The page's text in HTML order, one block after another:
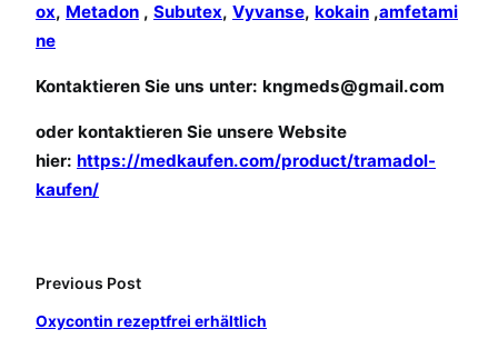
ox, Metadon , Subutex, Vyvanse, kokain ,amfetami
ne
Kontaktieren Sie uns unter: kngmeds@gmail.com
oder kontaktieren Sie unsere Website
hier: https://medkaufen.com/product/tramadol-
kaufen/
Previous Post
Oxycontin rezeptfrei erhältlich